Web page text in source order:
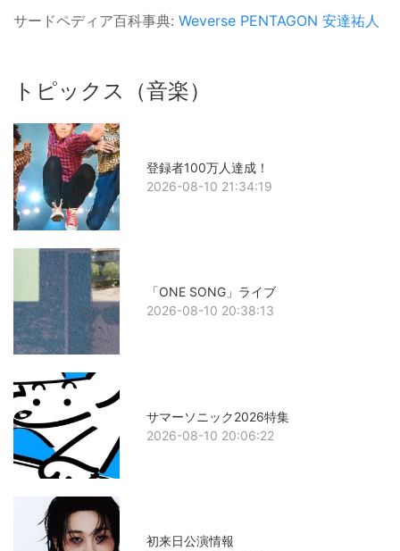
サードペディア百科事典: Weverse PENTAGON 安達祐人
トピックス（音楽）
登録者100万人達成！
2026-08-10 21:34:19
「ONE SONG」ライブ
2026-08-10 20:38:13
サマーソニック2026特集
2026-08-10 20:06:22
初来日公演情報